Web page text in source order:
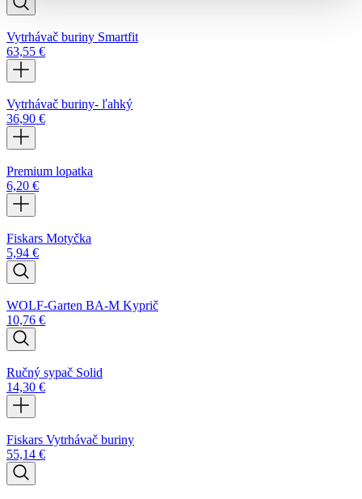
Vytrhávač buriny Smartfit
63,55 €
Vytrhávač buriny- ľahký
36,90 €
Premium lopatka
6,20 €
Fiskars Motyčka
5,94 €
WOLF-Garten BA-M Kyprič
10,76 €
Ručný sypač Solid
14,30 €
Fiskars Vytrhávač buriny
55,14 €